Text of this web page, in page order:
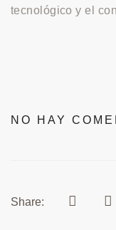
tecnológico y el
NO HAY
Share: